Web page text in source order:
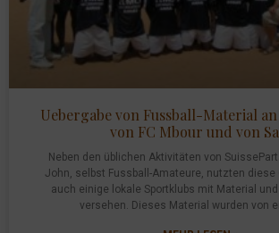
Uebergabe von Fussball-Material
von FC Mbour und von
Neben den üblichen Aktivitäten von
John, selbst Fussball-Amateure, nutzten diese
auch einige lokale Sportklubs mit Material
versehen. Dieses Material wurden von